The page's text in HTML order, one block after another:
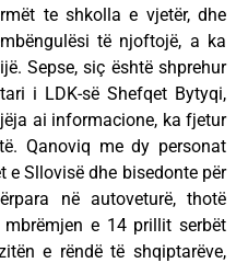
te shkolla e vjetër, dhe
të njoftojë, a ka
Sepse, siç është shprehur
i LDK-së Shefqet Bytyqi,
ai informacione, ka fjetur
Qanoviq me dy personat
e Sllovisë dhe bisedonte për
në autoveturë, thotë
e 14 prillit serbët
e rëndë të shqiptarëve,